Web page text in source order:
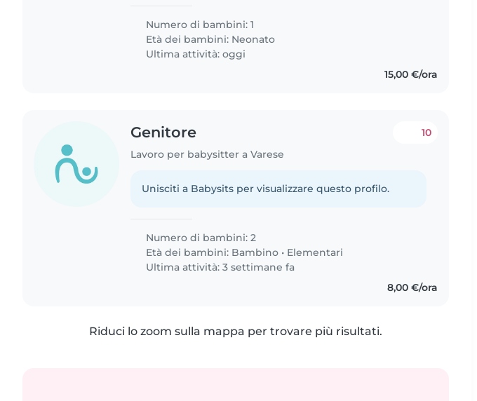
Numero di bambini: 1
Età dei bambini: Neonato
Ultima attività: oggi
15,00 €/ora
Genitore
Lavoro per babysitter a Varese
10
Unisciti a Babysits per visualizzare questo profilo.
Numero di bambini: 2
Età dei bambini: Bambino • Elementari
Ultima attività: 3 settimane fa
8,00 €/ora
Riduci lo zoom sulla mappa per trovare più risultati.